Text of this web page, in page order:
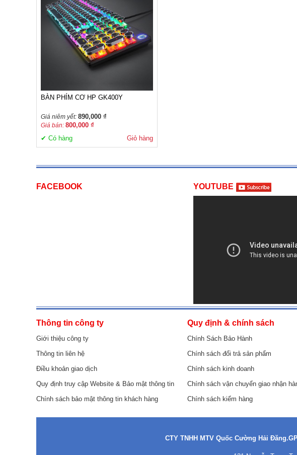
BÀN PHÍM CƠ HP GK400Y
Giá niêm yết: 890,000 ₫
Giá bán: 800,000 ₫
✔ Có hàng Giỏ hàng
FACEBOOK YOUTUBE
Thông tin công ty
Giới thiệu công ty
Thông tin liên hệ
Điều khoản giao dịch
Quy định truy cập Website & Bảo mật thông tin
Chính sách bảo mật thông tin khách hàng
Quy định & chính sách
Chính Sách Bảo Hành
Chính sách đổi trả sản phẩm
Chính sách kinh doanh
Chính sách vận chuyển giao nhận
Chính sách kiểm hàng
CTY TNHH MTV Quốc Cường Hải